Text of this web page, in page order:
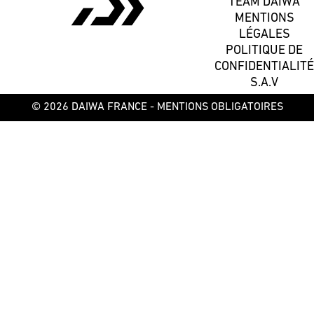
MENTIONS
LÉGALES
POLITIQUE DE
CONFIDENTIALITÉ
S.A.V
© 2026 DAIWA FRANCE - MENTIONS OBLIGATOIRES